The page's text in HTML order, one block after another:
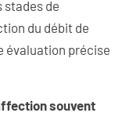
stades de
du débit de
précise
souvent